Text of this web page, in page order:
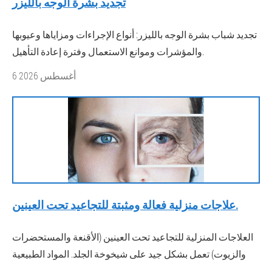
تجديد شباب بشرة الوجه بالليزر: أنواع الإجراءات ومزاياها وعيوبها
والمؤشرات وموانع الاستعمال وفترة إعادة التأهيل.
6 أغسطس 2026
علاجات منزلية فعالة ومثبتة للتجاعيد تحت العينين.
العلاجات المنزلية للتجاعيد تحت العينين (الأقنعة والمستحضرات
والزيوت) تعمل بشكل جيد على شيخوخة الجلد. المواد الطبيعية